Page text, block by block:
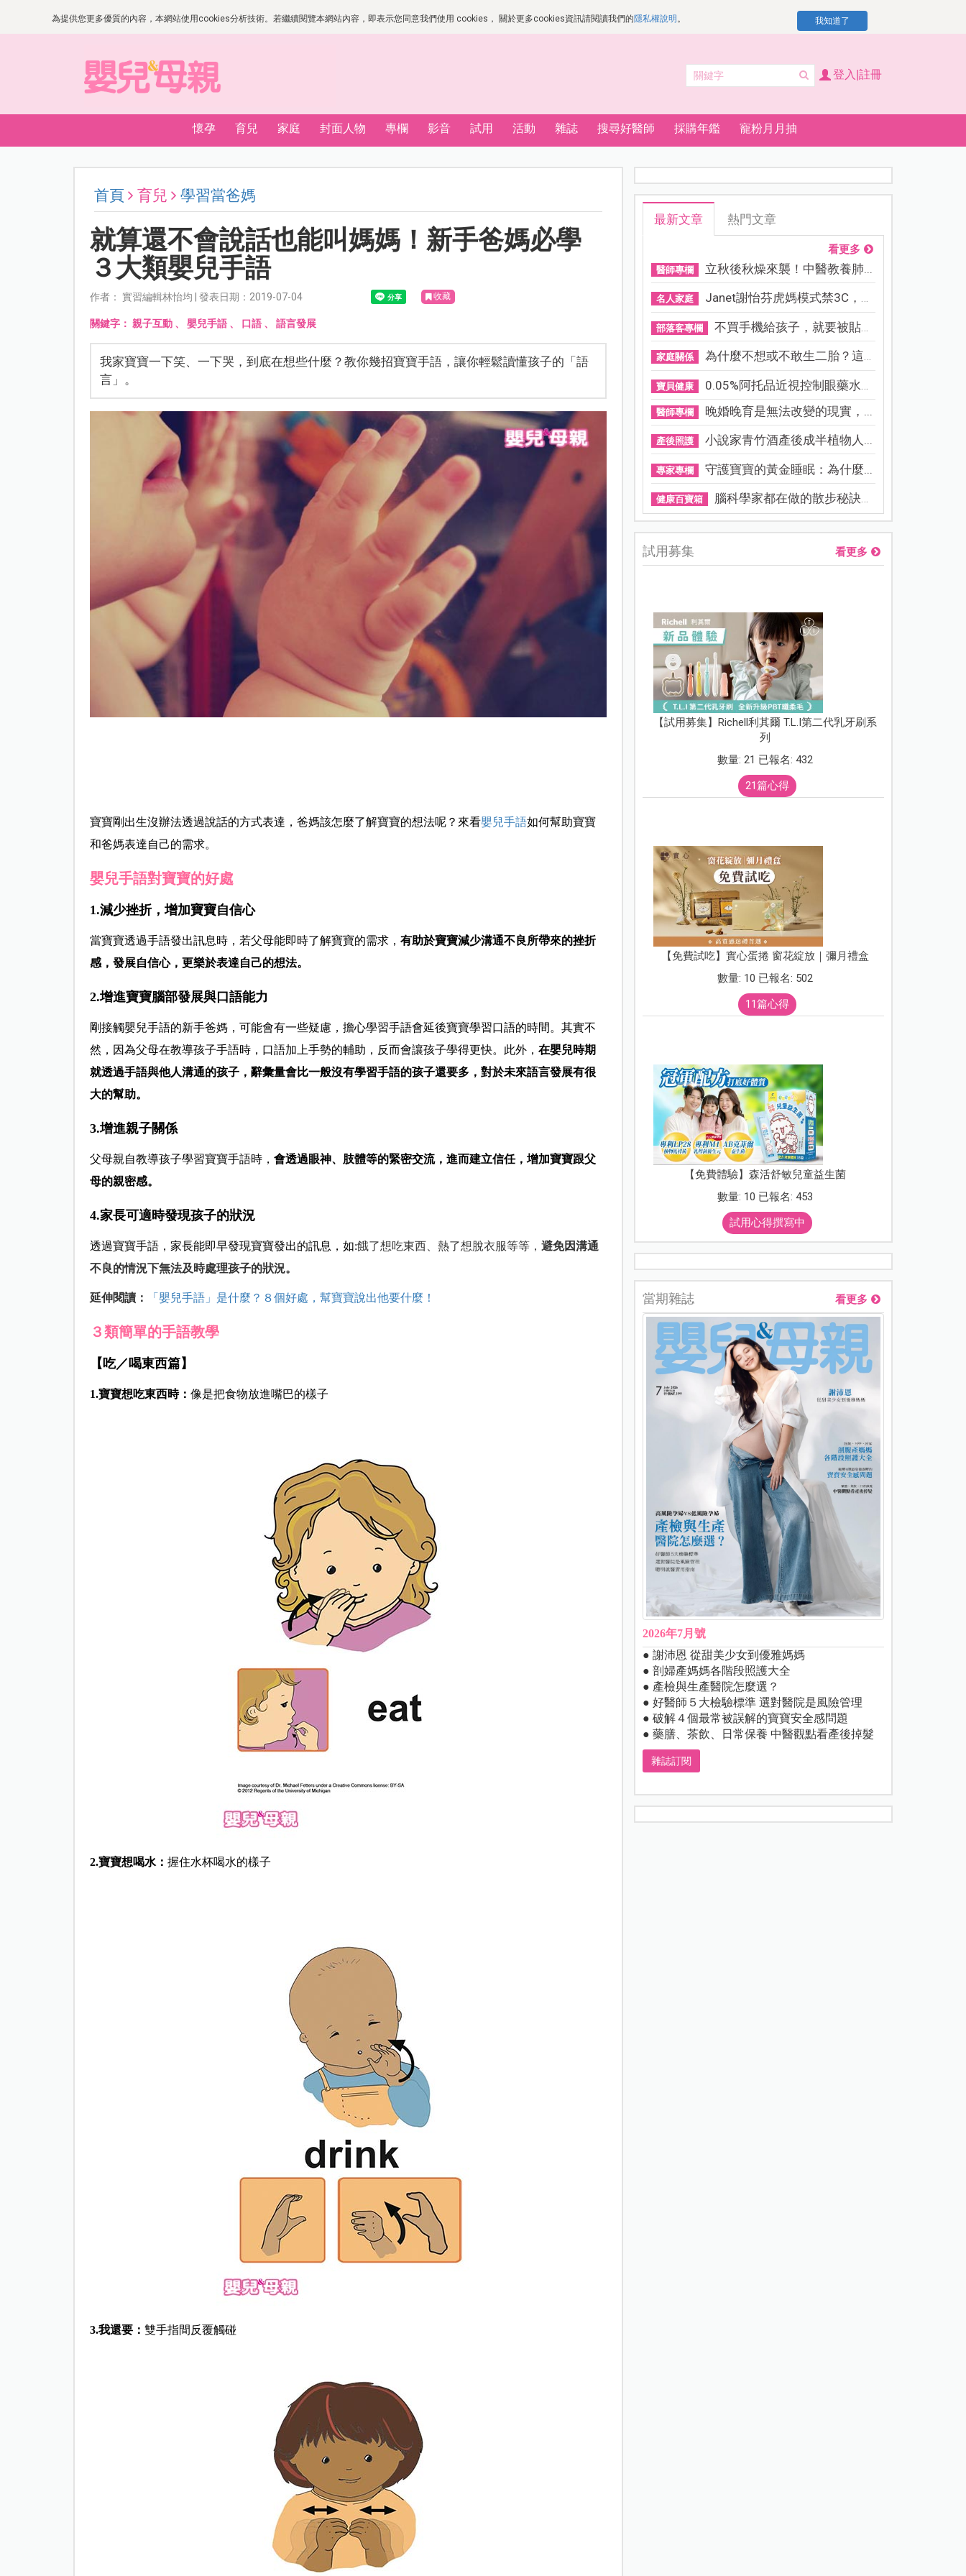
為提供您更多優質的內容，本網站使用cookies分析技術。若繼續閱覽本網站內容，即表示您同意我們使用 cookies， 關於更多cookies資訊請閱讀我們的隱私權說明 。 我知道了
登入|註冊
懷孕 育兒 家庭 封面人物 專欄 影音 試用 活動 雜誌 搜尋好醫師 採購年鑑 寵粉月月抽
首頁 育兒 學習當爸媽
就算還不會說話也能叫媽媽！新手爸媽必學
３大類嬰兒手語
作者： 實習編輯林怡均 | 發表日期：2019-07-04 收藏
關鍵字： 親子互動、 嬰兒手語、 口語、 語言發展
我家寶寶一下笑、一下哭，到底在想些什麼？教你幾招寶寶手語，讓你輕鬆讀懂孩子的「語
言」。
寶寶剛出生沒辦法透過說話的方式表達，爸媽該怎麼了解寶寶的想法呢？來看嬰兒手語如何幫助寶寶
和爸媽表達自己的需求。
嬰兒手語對寶寶的好處
1.減少挫折，增加寶寶自信心
當寶寶透過手語發出訊息時，若父母能即時了解寶寶的需求， 有助於寶寶減少溝通不良所帶來的挫折
感，發展自信心，更樂於表達自己的想法。
2.增進寶寶腦部發展與口語能力
剛接觸嬰兒手語的新手爸媽，可能會有一些疑慮，擔心學習手語會延後寶寶學習口語的時間。其實不
然，因為父母在教導孩子手語時，口語加上手勢的輔助，反而會讓孩子學得更快。此外， 在嬰兒時期
就透過手語與他人溝通的孩子，辭彙量會比一般沒有學習手語的孩子還要多，對於未來語言發展有很
大的幫助。
3.增進親子關係
父母親自教導孩子學習寶寶手語時， 會透過眼神、肢體等的緊密交流，進而建立信任，增加寶寶跟父
母的親密感。
4.家長可適時發現孩子的狀況
透過寶寶手語，家長能即早發現寶寶發出的訊息，如:餓了想吃東西、熱了想脫衣服等等， 避免因溝通
不良的情況下無法及時處理孩子的狀況。
延伸閱讀： 「嬰兒手語」是什麼？８個好處，幫寶寶說出他要什麼！
３類簡單的手語教學
【吃／喝東西篇】
1.寶寶想吃東西時： 像是把食物放進嘴巴的樣子
2.寶寶想喝水： 握住水杯喝水的樣子
3.我還要： 雙手指間反覆觸碰
最新文章 熱門文章
看更多
醫師專欄 立秋後秋燥來襲！中醫教養肺...
名人家庭 Janet謝怡芬虎媽模式禁3C，看...
部落客專欄 不買手機給孩子，就要被貼「...
家庭關係 為什麼不想或不敢生二胎？這8...
寶貝健康 0.05%阿托品近視控制眼藥水納...
醫師專欄 晚婚晚育是無法改變的現實，...
產後照護 小說家青竹酒產後成半植物人...
專家專欄 守護寶寶的黃金睡眠：為什麼...
健康百寶箱 腦科學家都在做的散步秘訣！...
試用募集 看更多
【試用募集】Richell利其爾 T.L.I第二代乳牙刷系
列
數量: 21 已報名: 432
21篇心得
【免費試吃】實心蛋捲 窗花綻放｜彌月禮盒
數量: 10 已報名: 502
11篇心得
【免費體驗】森活舒敏兒童益生菌
數量: 10 已報名: 453
試用心得撰寫中
當期雜誌 看更多
2026年7月號
● 謝沛恩 從甜美少女到優雅媽媽
● 剖婦產媽媽各階段照護大全
● 產檢與生產醫院怎麼選？
● 好醫師５大檢驗標準 選對醫院是風險管理
● 破解４個最常被誤解的寶寶安全感問題
● 藥膳、茶飲、日常保養 中醫觀點看產後掉髮
雜誌訂閱